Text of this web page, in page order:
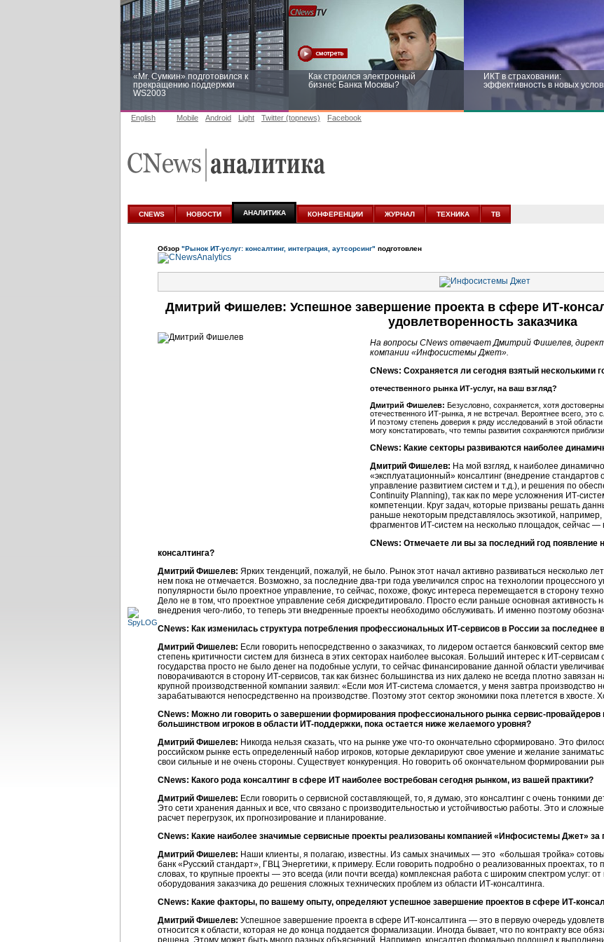
«Mr. Сумкин» подготовился к
прекращению поддержки
WS2003
Как строился электронный
бизнес Банка Москвы?
ИКТ в страховании:
эффективность в новых
аналитике
новых условиях
English Mobile Android Light Twitter (topnews) Facebook
CNEWS НОВОСТИ АНАЛИТИКА КОНФЕРЕНЦИИ ЖУРНАЛ ТЕХНИКА ТВ
Обзор "Рынок ИТ-услуг: консалтинг, интеграция, аутсорсинг" подготовлен
Дмитрий Фишелев: Успешное завершение проекта в сфере ИТ-
удовлетворенность заказчика
На вопросы CNews отвечает Дмитрий Фишелев,
компании «Инфосистемы Джет».
CNews: Сохраняется ли сегодня взятый несколькими
отечественного рынка ИТ-услуг, на ваш взгляд?
Дмитрий Фишелев: Безусловно, сохраняется, хотя
отечественного ИТ-рынка, я не встречал. Вероятнее всего, это
И поэтому степень доверия к ряду исследований в этой
могу констатировать, что темпы развития сохраняются
CNews: Какие секторы развиваются наиболее
Дмитрий Фишелев: На мой взгляд, к наиболее
«эксплуатационный» консалтинг (внедрение
управление развитием систем и т.д.), и решения по
Continuity Planning), так как по мере усложнения ИТ-
компетенции. Круг задач, которые призваны решать
раньше некоторым представлялось экзотикой,
фрагментов ИТ-систем на несколько площадок, сейчас
CNews: Отмечаете ли вы за последний год появление
консалтинга?
Дмитрий Фишелев: Ярких тенденций, пожалуй, не было. Рынок этот начал активно развиваться несколько
нем пока не отмечается. Возможно, за последние два-три года увеличился спрос на технологии процессного
популярности было проектное управление, то сейчас, похоже, фокус интереса перемещается в сторону
Дело не в том, что проектное управление себя дискредитировало. Просто если раньше основная
внедрения чего-либо, то теперь эти внедренные проекты необходимо обслуживать. И именно поэтому
CNews: Как изменилась структура потребления профессиональных ИТ-сервисов в России за последнее
Дмитрий Фишелев: Если говорить непосредственно о заказчиках, то лидером остается банковский сектор
степень критичности систем для бизнеса в этих секторах наиболее высокая. Больший интерес к ИТ-сервисам
государства просто не было денег на подобные услуги, то сейчас финансирование данной области
поворачиваются в сторону ИТ-сервисов, так как бизнес большинства из них далеко не всегда плотно
крупной производственной компании заявил: «Если моя ИТ-система сломается, у меня завтра производство
зарабатываются непосредственно на производстве. Поэтому этот сектор экономики пока плетется в хвосте.
CNews: Можно ли говорить о завершении формирования профессионального рынка сервис-
большинством игроков в области ИТ-поддержки, пока остается ниже желаемого уровня?
Дмитрий Фишелев: Никогда нельзя сказать, что на рынке уже что-то окончательно сформировано. Это
российском рынке есть определенный набор игроков, которые декларируют свое умение и желание
свои сильные и не очень стороны. Существует конкуренция. Но говорить об окончательном формировании
CNews: Какого рода консалтинг в сфере ИТ наиболее востребован сегодня рынком, из вашей практики?
Дмитрий Фишелев: Если говорить о сервисной составляющей, то, я думаю, это консалтинг с очень тонкими
Это сети хранения данных и все, что связано с производительностью и устойчивостью работы. Это и
расчет перегрузок, их прогнозирование и планирование.
CNews: Какие наиболее значимые сервисные проекты реализованы компанией «Инфосистемы Джет» за
Дмитрий Фишелев: Наши клиенты, я полагаю, известны. Из самых значимых — это «большая тройка»
банк «Русский стандарт», ГВЦ Энергетики, к примеру. Если говорить подробно о реализованных проектах, то
словах, то крупные проекты — это всегда (или почти всегда) комплексная работа с широким спектром услуг:
оборудования заказчика до решения сложных технических проблем из области ИТ-консалтинга.
CNews: Какие факторы, по вашему опыту, определяют успешное завершение проектов в сфере ИТ-
Дмитрий Фишелев: Успешное завершение проекта в сфере ИТ-консалтинга — это в первую очередь
относится к области, которая не до конца поддается формализации. Иногда бывает, что по контракту все
решена. Этому может быть много разных объяснений. Например, консалтер формально подошел к